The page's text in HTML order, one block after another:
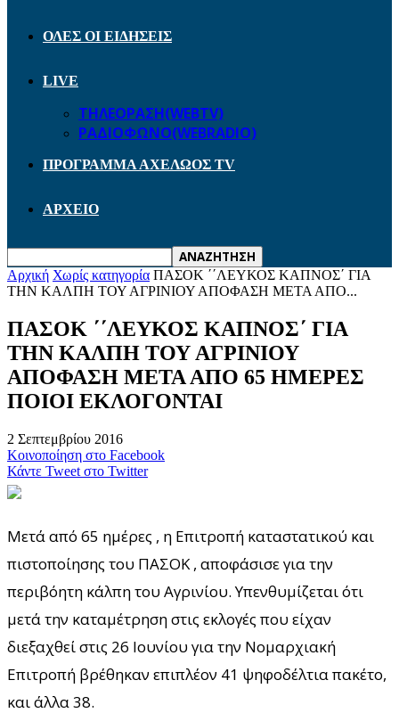
ΟΛΕΣ ΟΙ ΕΙΔΗΣΕΙΣ
LIVE
ΤΗΛΕΟΡΑΣΗ(WEBTV)
ΡΑΔΙΟΦΩΝΟ(WEBRADIO)
ΠΡΟΓΡΑΜΜΑ ΑΧΕΛΩΟΣ TV
ΑΡΧΕΙΟ
Αρχική Χωρίς κατηγορία ΠΑΣΟΚ ΄΄ΛΕΥΚΟΣ ΚΑΠΝΟΣ΄ ΓΙΑ
ΤΗΝ ΚΑΛΠΗ ΤΟΥ ΑΓΡΙΝΙΟΥ ΑΠΟΦΑΣΗ ΜΕΤΑ ΑΠΟ...
ΠΑΣΟΚ ΄΄ΛΕΥΚΟΣ ΚΑΠΝΟΣ΄ ΓΙΑ
ΤΗΝ ΚΑΛΠΗ ΤΟΥ ΑΓΡΙΝΙΟΥ
ΑΠΟΦΑΣΗ ΜΕΤΑ ΑΠΟ 65 ΗΜΕΡΕΣ
ΠΟΙΟΙ ΕΚΛΟΓΟΝΤΑΙ
2 Σεπτεμβρίου 2016
Κοινοποίηση στο Facebook
Κάντε Tweet στο Twitter
Μετά από 65 ημέρες , η Επιτροπή καταστατικού και
πιστοποίησης του ΠΑΣΟΚ , αποφάσισε για την
περιβόητη κάλπη του Αγρινίου. Υπενθυμίζεται ότι
μετά την καταμέτρηση στις εκλογές που είχαν
διεξαχθεί στις 26 Ιουνίου για την Νομαρχιακή
Επιτροπή βρέθηκαν επιπλέον 41 ψηφοδέλτια πακέτο,
και άλλα 38.